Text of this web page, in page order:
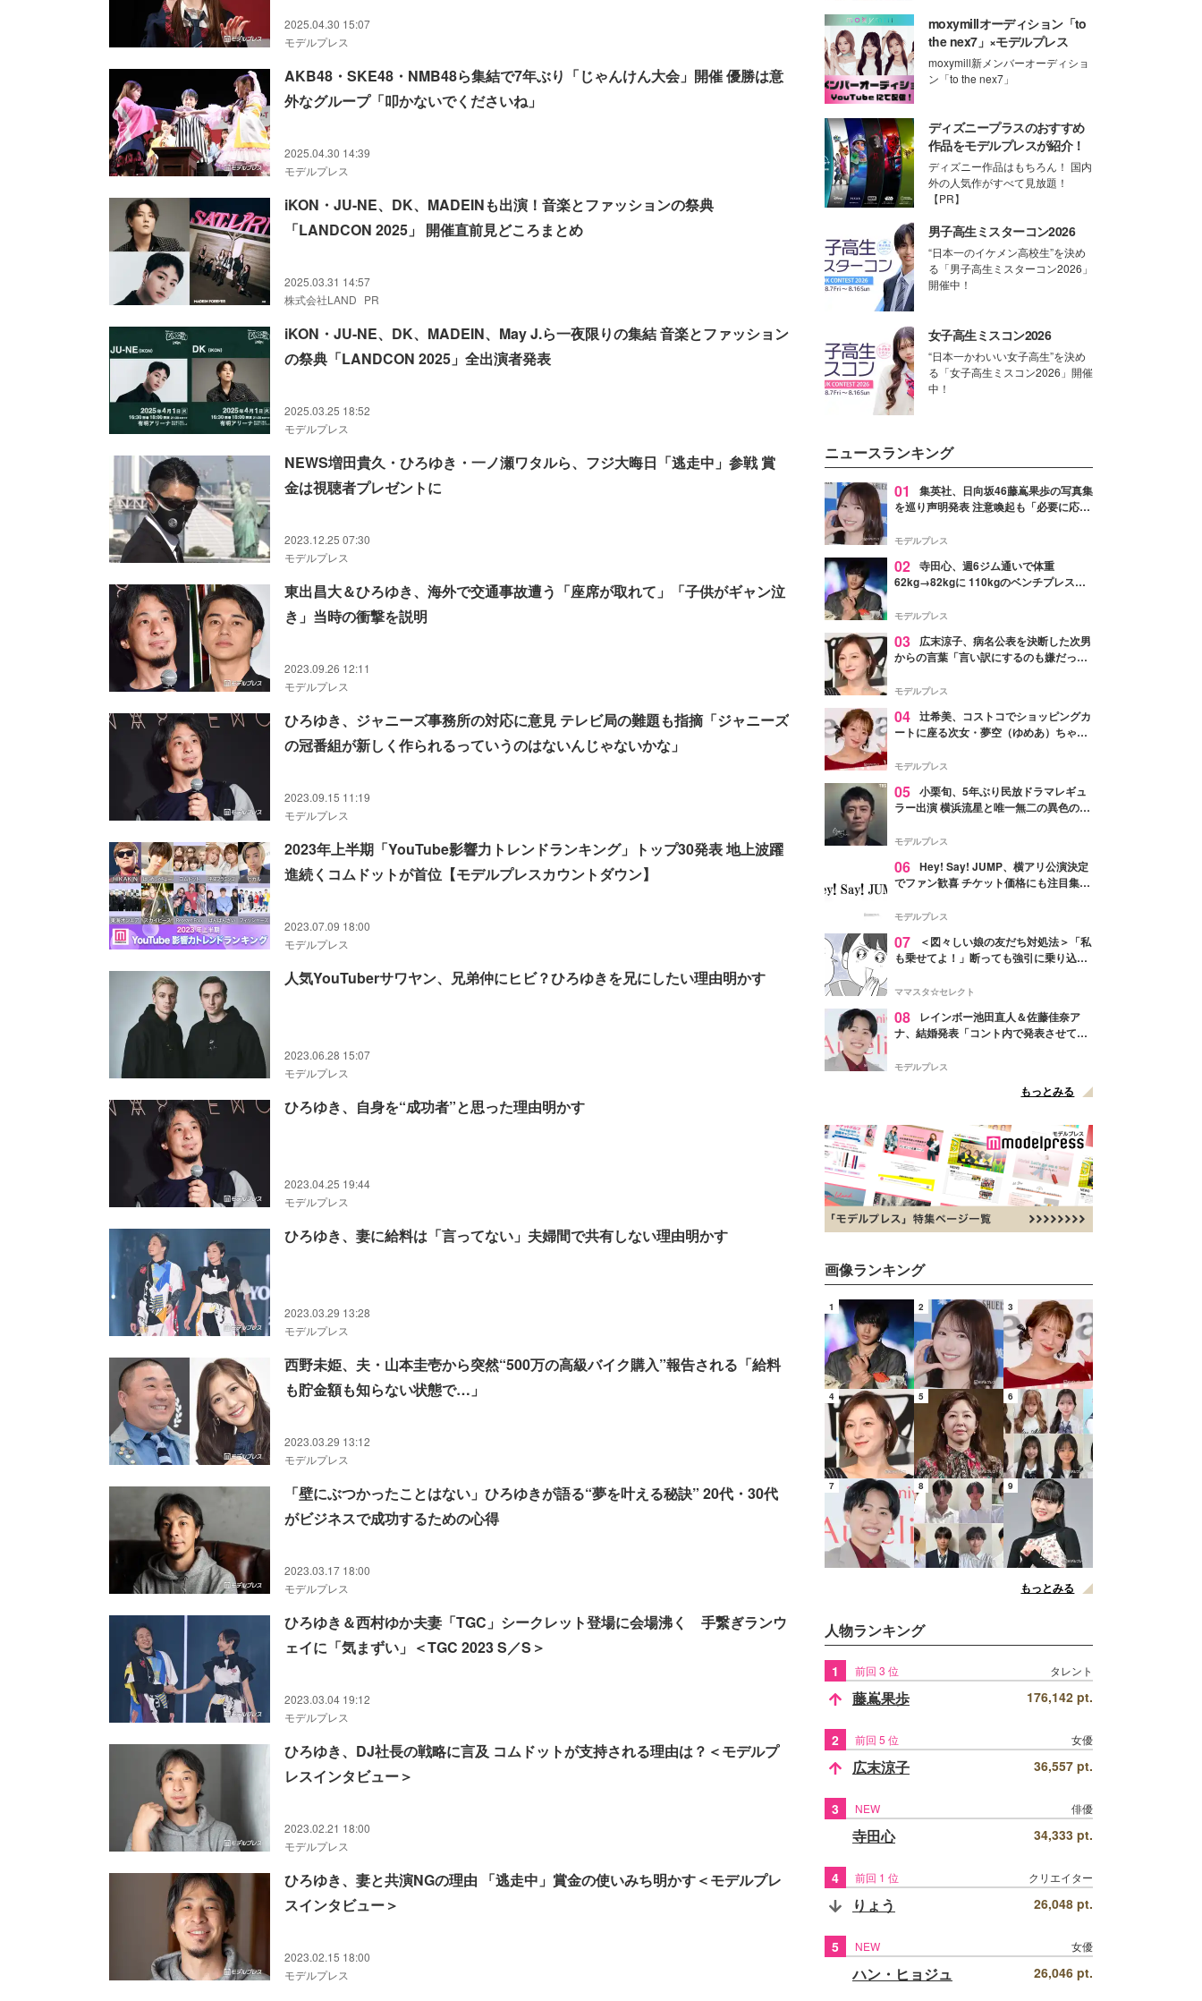
2025.04.30 15:07
モデルプレス
AKB48・SKE48・NMB48ら集結で7年ぶり「じゃんけん大会」開催 優勝は意
外なグループ「叩かないでくださいね」
2025.04.30 14:39
モデルプレス
iKON・JU-NE、DK、MADEINも出演！音楽とファッションの祭典
「LANDCON 2025」 開催直前見どころまとめ
2025.03.31 14:57
株式会社LAND PR
iKON・JU-NE、DK、MADEIN、May J.ら一夜限りの集結 音楽とファッション
の祭典「LANDCON 2025」全出演者発表
2025.03.25 18:52
モデルプレス
NEWS増田貴久・ひろゆき・一ノ瀬ワタルら、フジ大晦日「逃走中」参戦 賞
金は視聴者プレゼントに
2023.12.25 07:30
モデルプレス
東出昌大＆ひろゆき、海外で交通事故遭う「座席が取れて」「子供がギャン泣
き」当時の衝撃を説明
2023.09.26 12:11
モデルプレス
ひろゆき、ジャニーズ事務所の対応に意見 テレビ局の難題も指摘「ジャニーズ
の冠番組が新しく作られるっていうのはないんじゃないかな」
2023.09.15 11:19
モデルプレス
2023年上半期「YouTube影響力トレンドランキング」トップ30発表 地上波躍
進続くコムドットが首位【モデルプレスカウントダウン】
2023.07.09 18:00
モデルプレス
人気YouTuberサワヤン、兄弟仲にヒビ？ひろゆきを兄にしたい理由明かす
2023.06.28 15:07
モデルプレス
ひろゆき、自身を“成功者”と思った理由明かす
2023.04.25 19:44
モデルプレス
ひろゆき、妻に給料は「言ってない」夫婦間で共有しない理由明かす
2023.03.29 13:28
モデルプレス
西野未姫、夫・山本圭壱から突然“500万の高級バイク購入”報告される「給料
も貯金額も知らない状態で…」
2023.03.29 13:12
モデルプレス
「壁にぶつかったことはない」ひろゆきが語る“夢を叶える秘訣” 20代・30代
がビジネスで成功するための心得
2023.03.17 18:00
モデルプレス
ひろゆき＆西村ゆか夫妻「TGC」シークレット登場に会場沸く 手繋ぎランウ
ェイに「気まずい」＜TGC 2023 S／S＞
2023.03.04 19:12
モデルプレス
ひろゆき、DJ社長の戦略に言及 コムドットが支持される理由は？＜モデルプ
レスインタビュー＞
2023.02.21 18:00
モデルプレス
ひろゆき、妻と共演NGの理由 「逃走中」賞金の使いみち明かす＜モデルプレ
スインタビュー＞
2023.02.15 18:00
モデルプレス
moxymillオーディション「to
the nex7」×モデルプレス
moxymill新メンバーオーディショ
ン「to the nex7」
ディズニープラスのおすすめ
作品をモデルプレスが紹介！
ディズニー作品はもちろん！ 国内
外の人気作がすべて見放題！
【PR】
男子高生ミスターコン2026
“日本一のイケメン高校生”を決め
る「男子高生ミスターコン2026」
開催中！
女子高生ミスコン2026
“日本一かわいい女子高生”を決め
る「女子高生ミスコン2026」開催
中！
ニュースランキング
01
集英社、日向坂46藤嶌果歩の写真集
を巡り声明発表 注意喚起も「必要に応じ
モデルプレス
02 寺田心、週6ジム通いで体重
62kg→82kgに 110kgのベンチプレス持
「かっこいい」と反響
モデルプレス
03
広末涼子、病名公表を決断した次男
からの言葉「言い訳にするのも嫌だっ
モデルプレス
04 辻希美、コストコでショッピングカ
ートに座る次女・夢空（ゆめあ）ちゃん
ぎ」「成長を感じる」の声
モデルプレス
05 小栗旬、5年ぶり民放ドラマレギュ
ラー出演 横浜流星と唯一無二の異色のバ
モデルプレス
06 Hey! Say! JUMP、横アリ公演決定
でファン歓喜 チケット価格にも注目集ま
モデルプレス
07
＜図々しい娘の友だち対処法＞「私
も乗せてよ！」断っても強引に乗り込ん
ママスタ☆セレクト
08
レインボー池田直人＆佐藤佳奈ア
ナ、結婚発表「コント内で発表させてい
点変更のため
モデルプレス
もっとみる
画像ランキング
1 2 3
4 5 6
7 8 9
もっとみる
人物ランキング
1 前回 3 位 タレント
藤嶌果歩 176,142 pt.
2 前回 5 位 女優
広末涼子 36,557 pt.
3 NEW 俳優
寺田心 34,333 pt.
4 前回 1 位 クリエイター
りょう 26,048 pt.
5 NEW 女優
ハン・ヒョジュ 26,046 pt.